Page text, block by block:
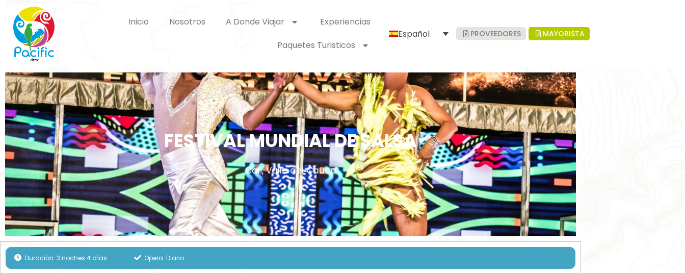
contenido
Inicio Nosotros A Donde Viajar
Experiencias
Paquetes Turisticos
Español PROVEEDORES MAYORISTA
FESTIVAL MUNDIAL DE SALSA
Cali, Valle del Cauca
Duración: 3 noches 4 días Opera: Diario